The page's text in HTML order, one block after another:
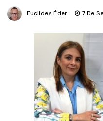
Euclides Éder 7 De